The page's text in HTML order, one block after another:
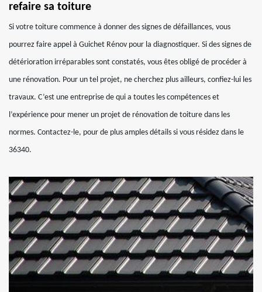
refaire sa toiture
Si votre toiture commence à donner des signes de défaillances, vous
pourrez faire appel à Guichet Rénov pour la diagnostiquer. Si des signes de
détérioration irréparables sont constatés, vous êtes obligé de procéder à
une rénovation. Pour un tel projet, ne cherchez plus ailleurs, confiez-lui les
travaux. C’est une entreprise de qui a toutes les compétences et
l’expérience pour mener un projet de rénovation de toiture dans les
normes. Contactez-le, pour de plus amples détails si vous résidez dans le
36340.